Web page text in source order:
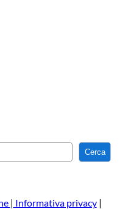
Cerca
| Informativa privacy|